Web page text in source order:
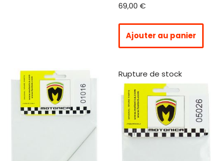
69,00 €
Ajouter au panier
Rupture de stock